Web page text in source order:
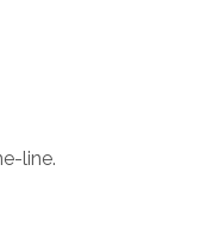
line.